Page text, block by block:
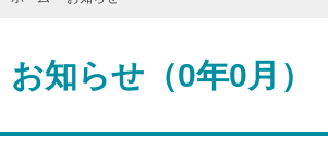
お知らせ（0年0月）